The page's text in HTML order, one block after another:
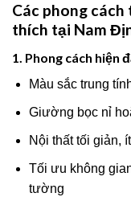
Các phong
thích tại Nam
1. Phong cách hiện
Màu sắc trung
Giường bọc nỉ
Nội thất tối giản,
Tối ưu không
tường